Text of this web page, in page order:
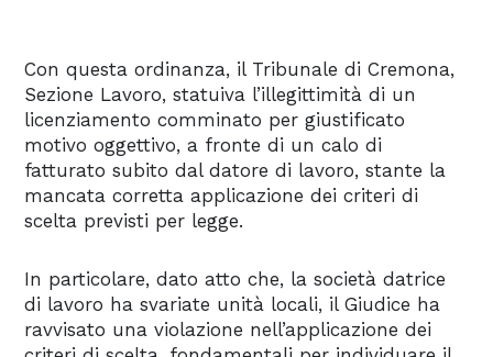
Con questa ordinanza, il Tribunale di Cremona,
Sezione Lavoro, statuiva l’illegittimità di un
licenziamento comminato per giustificato
motivo oggettivo, a fronte di un calo di
fatturato subito dal datore di lavoro, stante la
mancata corretta applicazione dei criteri di
scelta previsti per legge.
In particolare, dato atto che, la società datrice
di lavoro ha svariate unità locali, il Giudice ha
ravvisato una violazione nell’applicazione dei